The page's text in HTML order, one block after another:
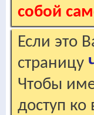
собой
Если это
страницу
Чтобы
доступ